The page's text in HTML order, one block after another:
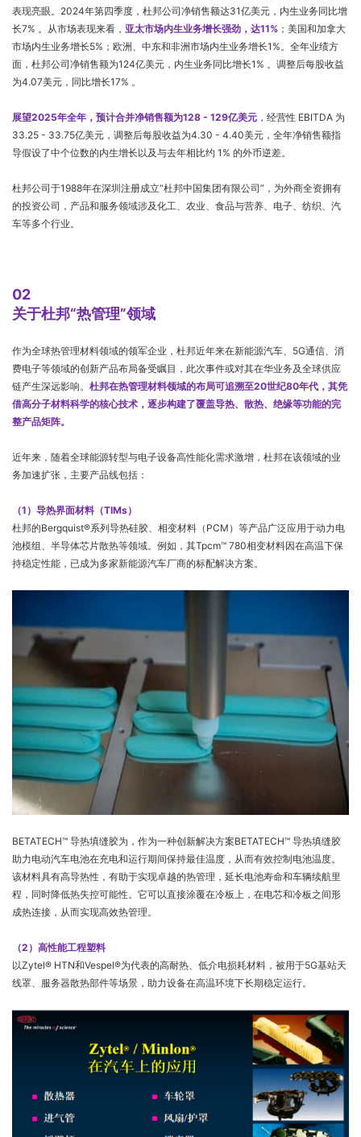
表现亮眼。2024年第四季度，杜邦公司净销售额达31亿美元，内生业务同比增
长7% 。从市场表现来看， 亚太市场内生业务增长强劲，达11% ；美国和加拿大
市场内生业务增长5%；欧洲、中东和非洲市场内生业务增长1%。全年业绩方
面，杜邦公司净销售额为124亿美元，内生业务同比增长1% 。调整后每股收益
为4.07美元，同比增长17% 。
展望2025年全年，预计合并净销售额为128 - 129亿美元 ，经营性 EBITDA 为
33.25 - 33.75亿美元，调整后每股收益为4.30 - 4.40美元，全年净销售额指
导假设了中个位数的内生增长以及与去年相比约 1% 的外币逆差。
杜邦公司于1988年在深圳注册成立“杜邦中国集团有限公司”，为外商全资拥有
的投资公司，产品和服务领域涉及化工、农业、食品与营养、电子、纺织、汽
车等多个行业。
02
关于杜邦“热管理”领域
作为全球热管理材料领域的领军企业，杜邦近年来在新能源汽车、5G通信、消
费电子等领域的创新产品布局备受瞩目，此次事件或对其在华业务及全球供应
链产生深远影响。 杜邦在热管理材料领域的布局可追溯至20世纪80年代，其凭
借高分子材料科学的核心技术，逐步构建了覆盖导热、散热、绝缘等功能的完
整产品矩阵。
近年来，随着全球能源转型与电子设备高性能化需求激增，杜邦在该领域的业
务加速扩张，主要产品线包括：
（1）导热界面材料（TIMs）
杜邦的Bergquist®系列导热硅胶、相变材料（PCM）等产品广泛应用于动力电
池模组、半导体芯片散热等领域。例如，其Tpcm™ 780相变材料因在高温下保
持稳定性能，已成为多家新能源汽车厂商的标配解决方案。
BETATECH™ 导热填缝胶为，作为一种创新解决方案BETATECH™ 导热填缝胶
助力电动汽车电池在充电和运行期间保持最佳温度，从而有效控制电池温度。
该材料具有高导热性，有助于实现卓越的热管理，延长电池寿命和车辆续航里
程，同时降低热失控可能性。它可以直接涂覆在冷板上，在电芯和冷板之间形
成热连接，从而实现高效热管理。
（2）高性能工程塑料
以Zytel® HTN和Vespel®为代表的高耐热、低介电损耗材料，被用于5G基站天
线罩、服务器散热部件等场景，助力设备在高温环境下长期稳定运行。